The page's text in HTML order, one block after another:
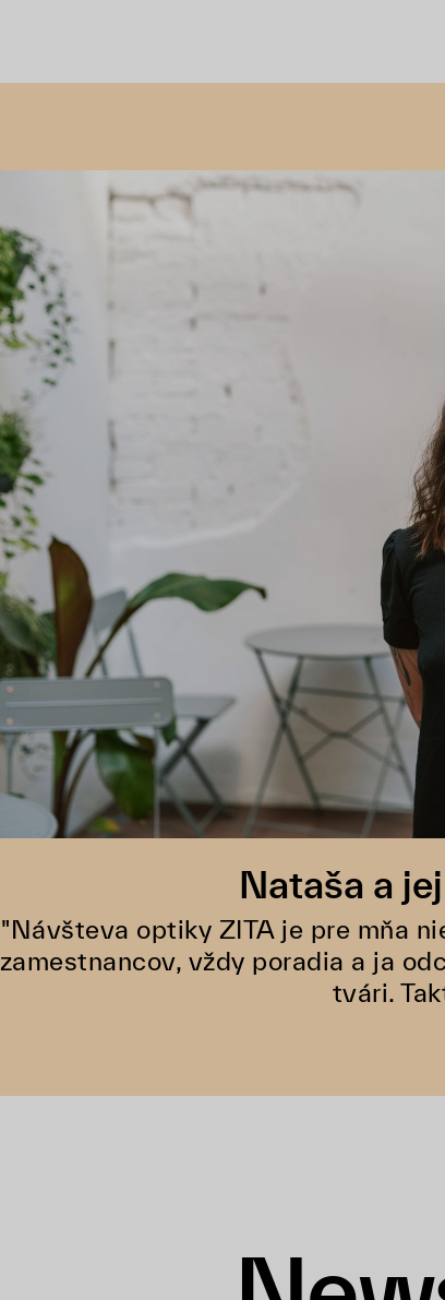
Nataša a
"Návšteva optiky ZITA je pre mňa
zamestnancov, vždy poradia a ja
tvári.